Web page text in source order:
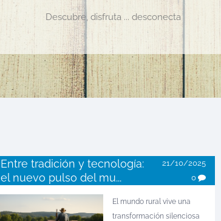
Descubre, disfruta ... desconecta
Entre tradición y tecnología:
el nuevo pulso del mu...
21/10/2025
0
El mundo rural vive una
transformación silenciosa